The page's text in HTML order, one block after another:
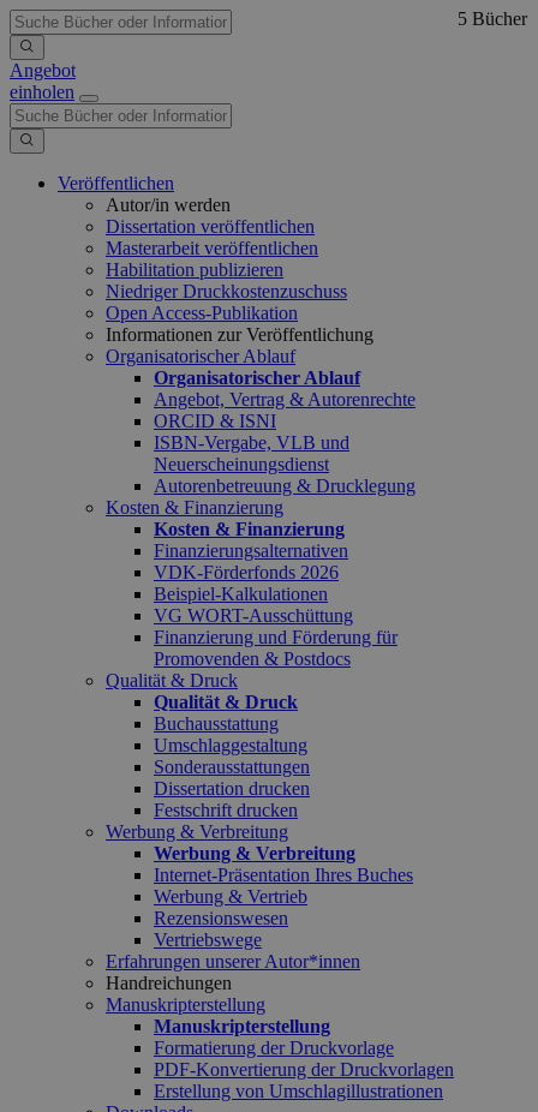
Angebot
einholen
Veröffentlichen
Autor/in werden
Dissertation veröffentlichen
Masterarbeit veröffentlichen
Habilitation publizieren
Niedriger Druckkostenzuschuss
Open Access-Publikation
Informationen zur Veröffentlichung
Organisatorischer Ablauf
Organisatorischer Ablauf
Angebot, Vertrag & Autorenrechte
ORCID & ISNI
ISBN-Vergabe, VLB und
Neuerscheinungsdienst
Autorenbetreuung & Drucklegung
Kosten & Finanzierung
Kosten & Finanzierung
Finanzierungsalternativen
VDK-Förderfonds 2026
Beispiel-Kalkulationen
VG WORT-Ausschüttung
Finanzierung und Förderung für
Promovenden & Postdocs
Qualität & Druck
Qualität & Druck
Buchausstattung
Umschlaggestaltung
Sonderausstattungen
Dissertation drucken
Festschrift drucken
Werbung & Verbreitung
Werbung & Verbreitung
Internet-Präsentation Ihres Buches
Werbung & Vertrieb
Rezensionswesen
Vertriebswege
Erfahrungen unserer Autor*innen
Handreichungen
Manuskripterstellung
Manuskripterstellung
Formatierung der Druckvorlage
PDF-Konvertierung der Druckvorlagen
Erstellung von Umschlagillustrationen
5 Bücher